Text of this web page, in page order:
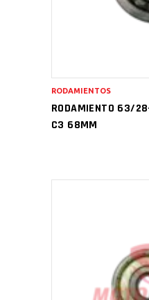
RODAMIENTO 63/
C3 68MM
RODAMIENTOS
AÑADIR